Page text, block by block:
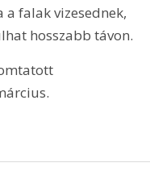
a falak vizesednek,
hosszabb távon.